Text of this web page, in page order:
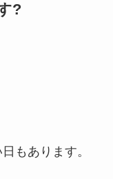
?
もあります。